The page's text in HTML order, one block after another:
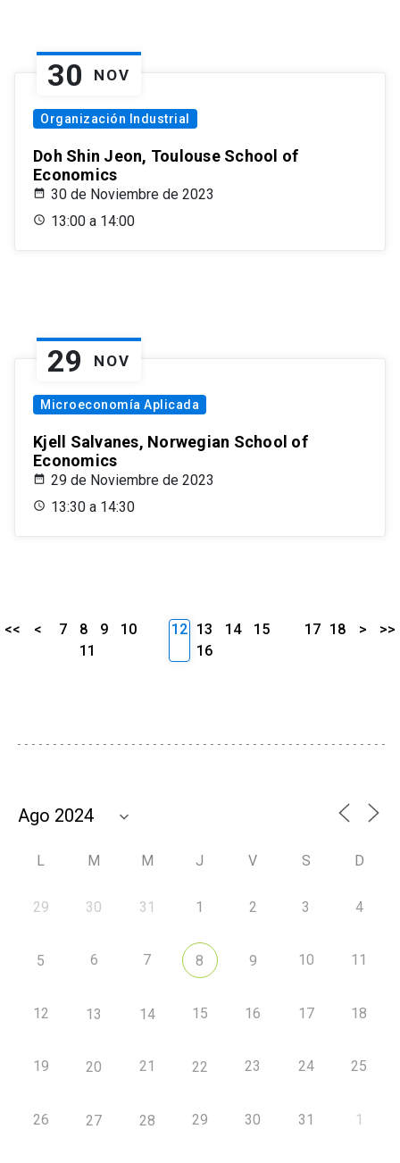
30 NOV
Organización Industrial
Doh Shin Jeon, Toulouse School of
Economics
30 de Noviembre de 2023
13:00 a 14:00
29 NOV
Microeconomía Aplicada
Kjell Salvanes, Norwegian School of
Economics
29 de Noviembre de 2023
13:30 a 14:30
<< < 7 8 9
10
11
12 13 14
15
16
17 18 > >>
L M M J V S D
29 30 31 1 2 3 4
5 6 7 8 9 10 11
12 13 14 15 16 17 18
19 20 21 22 23 24 25
26 27 28 29 30 31 1